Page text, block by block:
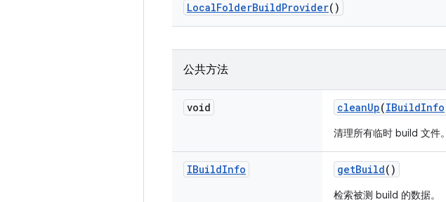
LocalFolderBuildProvider()
公共方法
void cleanUp(IBuildInfo
清理所有临时 build 文件。
IBuildInfo getBuild()
检索被测 build 的数据。